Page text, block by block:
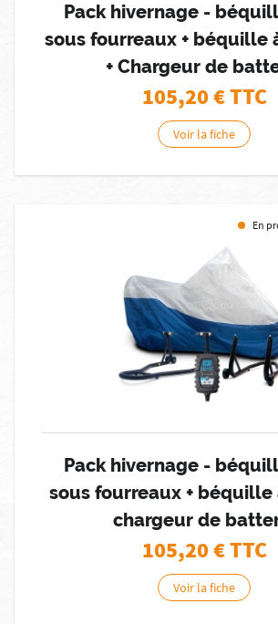
Pack hivernage -
sous fourreaux + béquille
+ Chargeur de
105,20€ TTC
Voir la fiche
En
Pack hivernage -
sous fourreaux + béquille
chargeur de
105,20€ TTC
Voir la fiche